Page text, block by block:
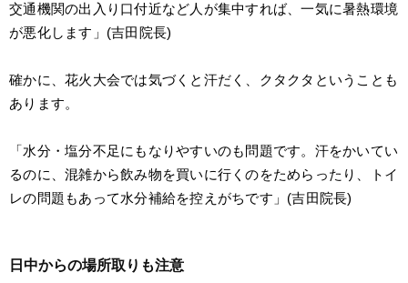
交通機関の出入り口付近など人が集中すれば、一気に暑熱環境
が悪化します」(吉田院長)
確かに、花火大会では気づくと汗だく、クタクタということも
あります。
「水分・塩分不足にもなりやすいのも問題です。汗をかいてい
るのに、混雑から飲み物を買いに行くのをためらったり、トイ
レの問題もあって水分補給を控えがちです」(吉田院長)
日中からの場所取りも注意